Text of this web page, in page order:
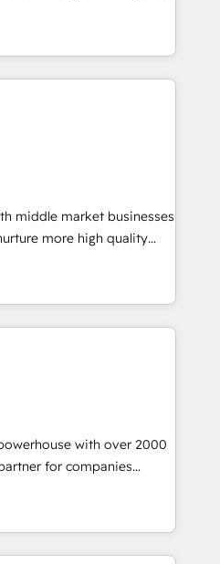
and change
results. As part of
we unite more than
Europe – ready to
the full value of your
not just implement a
with a partner who
and technology
middle market businesses
more high quality
marketing cloud,
integration to drive sales
expenditure.
with over 2000
for companies
position in the fields of
strategy and
end of HubSpot,